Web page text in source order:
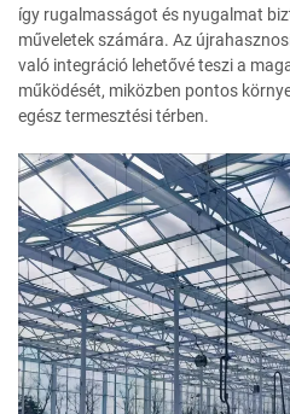
így rugalmasságot és nyugalmat
műveletek számára. Az
való integráció lehetővé teszi a
működését, miközben pontos
egész termesztési térben.